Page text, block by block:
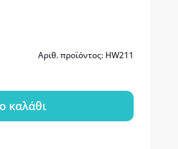
Αριθ. προϊόντος: HW211
καλάθι